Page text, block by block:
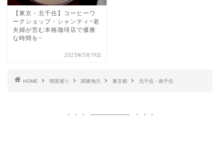
【東京・北千住】コーヒーワ
ークショップ・シャンティ~老
夫婦が営む本格珈琲店で優雅
な時間を~
2023年5月19日
HOME 喫茶巡り 関東地方 東京都 北千住・南千住